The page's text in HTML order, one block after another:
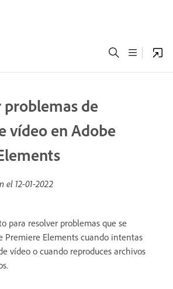
problemas de
vídeo en Adobe
el 12-01-2022
para resolver problemas que se
Premiere Elements cuando intentas
vídeo o cuando reproduces archivos